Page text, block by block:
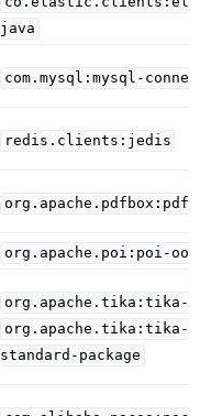
java
com.mysql:mysql-
redis.clients:jedis
org.apache.poi:poi-
org.apache.tika:tika-
org.apache.tika:tika-
standard-package